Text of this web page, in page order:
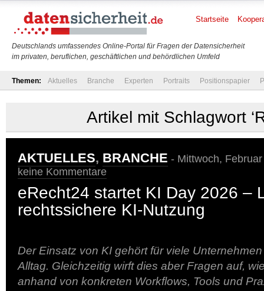
Deutschlands umfassendes Online-Portal für Fragen der Datensicherheit
im privaten, beruflichen, geschäftlichen und behördlichen Umfeld
Startseite
Themen: Aktuelles Branche Experten Portraits Positionspapier
Artikel mit Schlagwort
AKTUELLES, BRANCHE - Mittwoch,
keine Kommentare
eRecht24 startet KI Day 2026 –
rechtssichere KI-Nutzung
Der Einsatz von KI gehört für viele
Alltag. Gleichzeitig wirft dies aber Fragen auf,
anhand von konkreten Workflows, Tools und